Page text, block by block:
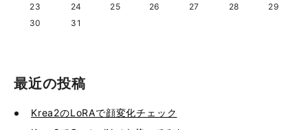
23
24 25 26 27 28
29
30
31
最近の投稿
Krea2のLoRAで顔変化チェック